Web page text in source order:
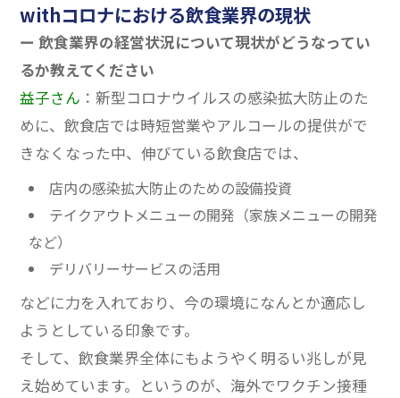
withコロナにおける飲食業界の現状
ー 飲食業界の経営状況について現状がどうなってい
るか教えてください
益子さん ：新型コロナウイルスの感染拡大防止のた
めに、飲食店では時短営業やアルコールの提供がで
きなくなった中、伸びている飲食店では、
店内の感染拡大防止のための設備投資
テイクアウトメニューの開発（家族メニューの開発
など）
デリバリーサービスの活用
などに力を入れており、今の環境になんとか適応し
ようとしている印象です。
そして、飲食業界全体にもようやく明るい兆しが見
え始めています。 というのが、海外でワクチン接種